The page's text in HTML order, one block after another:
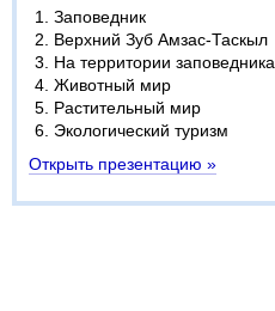
Заповедник
Верхний Зуб Амзас-Таскыл
На территории заповедника
Животный мир
Растительный мир
Экологический туризм
Открыть презентацию »